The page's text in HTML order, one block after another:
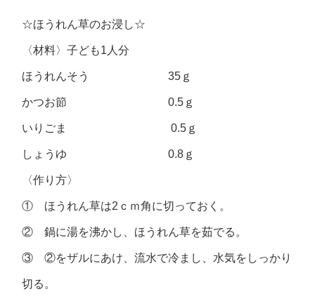
☆ほうれん草のお浸し☆
〈材料〉子ども1人分
ほうれんそう 35ｇ
かつお節 0.5ｇ
いりごま 0.5ｇ
しょうゆ 0.8ｇ
〈作り方〉
① ほうれん草は2ｃｍ角に切っておく。
② 鍋に湯を沸かし、ほうれん草を茹でる。
③ ②をザルにあけ、流水で冷まし、水気をしっかり
切る。